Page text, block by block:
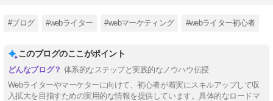
#ブログ #webライター #webマーケティング #webライター初心者
このブログのここがポイント
体系的なステップと実践的なノウハウ伝授
Webライターやマーケターに向けて、初心者が着実にスキルアップして収
入拡大を目指すための実用的な情報を提供しています。具体的なロードマ